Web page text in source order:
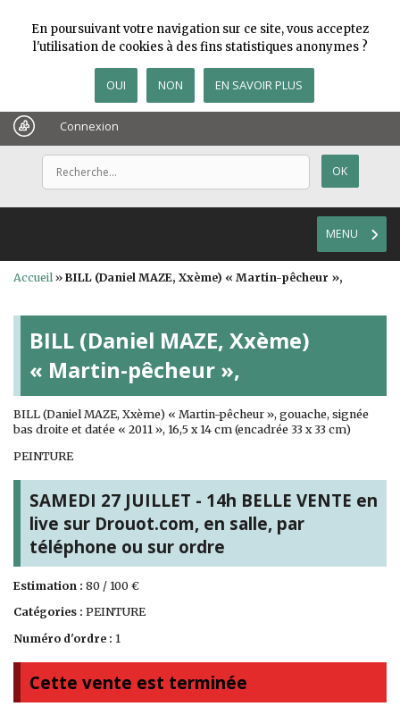
Connexion
MENU
Accueil» BILL (Daniel MAZE, Xxème) « Martin-pêcheur »,
BILL (Daniel MAZE, Xxème)
« Martin-pêcheur »,
BILL (Daniel MAZE, Xxème) « Martin-pêcheur », gouache, signée
bas droite et datée « 2011 », 16,5 x 14 cm (encadrée 33 x 33 cm)
PEINTURE
SAMEDI 27 JUILLET - 14h BELLE VENTE en
live sur Drouot.com, en salle, par
téléphone ou sur ordre
Estimation : 80 / 100 €
Catégories : PEINTURE
Numéro d'ordre : 1
Cette vente est terminée
En poursuivant votre navigation sur ce site, vous acceptez
l'utilisation de cookies à des fins statistiques anonymes ?
OUI NON EN SAVOIR PLUS